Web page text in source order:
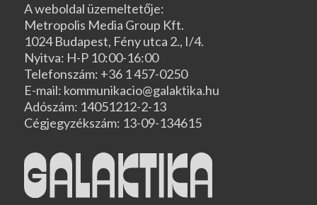
A weboldal üzemeltetője:
Metropolis Media Group Kft.
1024 Budapest, Fény utca 2., I/4.
Nyitva: H-P 10:00-16:00
Telefonszám: +36 1 457-0250
E-mail: kommunikacio@galaktika.hu
Adószám: 14051212-2-13
Cégjegyzékszám: 13-09-134615